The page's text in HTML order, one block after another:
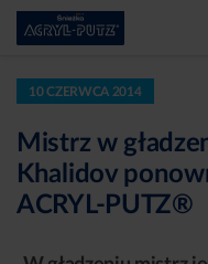
10 CZERWCA 2014
Mistrz w
Khalidov
ACRYL-PUTZ®